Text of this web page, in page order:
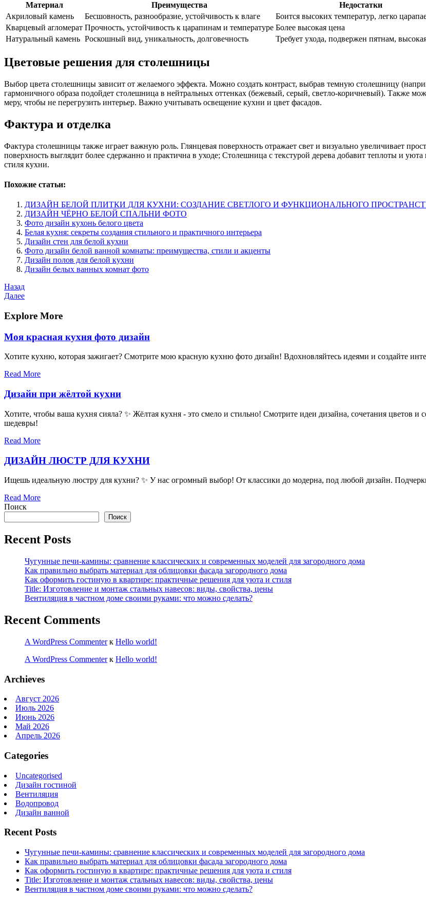
Материал Преимущества Недостатки
Акриловый камень
Бесшовность, разнообразие, устойчивость к влаге Боится высоких температур, легко
Кварцевый агломерат Прочность, устойчивость к царапинам и температуре Более высокая цена
Натуральный камень Роскошный вид, уникальность, долговечность Требует ухода, подвержен пятнам,
Цветовые решения для столешницы
Выбор цвета столешницы зависит от желаемого эффекта. Можно создать контраст, выбрав темную столешницу
гармоничного образа подойдет столешница в нейтральных оттенках (бежевый, серый, светло-коричневый). Также
меру, чтобы не перегрузить интерьер. Важно учитывать освещение кухни и цвет фасадов.
Фактура и отделка
Фактура столешницы также играет важную роль. Глянцевая поверхность отражает свет и визуально увеличивает
поверхность выглядит более сдержанно и практична в уходе; Столешница с текстурой дерева добавит теплоты и
стиля кухни.
Похожие статьи:
ДИЗАЙН БЕЛОЙ ПЛИТКИ ДЛЯ КУХНИ: СОЗДАНИЕ СВЕТЛОГО И ФУНКЦИОНАЛЬНОГО
ДИЗАЙН ЧЁРНО БЕЛОЙ СПАЛЬНИ ФОТО
Фото дизайн кухонь белого цвета
Белая кухня: секреты создания стильного и практичного интерьера
Дизайн стен для белой кухни
Фото дизайн белой ванной комнаты: преимущества, стили и акценты
Дизайн полов для белой кухни
Дизайн белых ванных комнат фото
Навигация
по
записям
Предыдущая
запись
Назад
Следующая
Далее
Explore More
Моя красная кухня фото дизайн
Хотите кухню, которая зажигает? Смотрите мою красную кухню фото дизайн! Вдохновляйтесь идеями и создайте
Read More
Дизайн при жёлтой кухни
Хотите, чтобы ваша кухня сияла? ✨ Жёлтая кухня - это смело и стильно! Смотрите идеи дизайна, сочетания цветов
шедевры!
Read More
ДИЗАЙН ЛЮСТР ДЛЯ КУХНИ
Ищешь идеальную люстру для кухни? ✨ У нас огромный выбор! От классики до модерна, под любой дизайн.
Read More
Поиск
Поиск
Recent Posts
Чугунные печи-камины: сравнение классических и современных моделей для загородного дома
Как правильно выбрать материал для облицовки фасада загородного дома
Как оформить гостиную в квартире: практичные решения для уюта и стиля
Title: Изготовление и монтаж стальных навесов: виды, свойства, цены
Вентиляция в частном доме своими руками: что можно сделать?
Recent Comments
A WordPress Commenterк Hello world!
A WordPress Commenterк Hello world!
Archieves
Август 2026
Июль 2026
Июнь 2026
Май 2026
Апрель 2026
Categories
Uncategorised
Дизайн гостиной
Вентиляция
Водопровод
Дизайн ванной
Recent Posts
Чугунные печи-камины: сравнение классических и современных моделей для загородного дома
Как правильно выбрать материал для облицовки фасада загородного дома
Как оформить гостиную в квартире: практичные решения для уюта и стиля
Title: Изготовление и монтаж стальных навесов: виды, свойства, цены
Вентиляция в частном доме своими руками: что можно сделать?